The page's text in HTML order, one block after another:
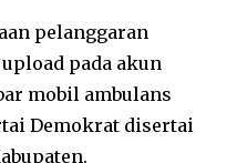
pelanggaran
pada akun
mobil ambulans
Demokrat disertai